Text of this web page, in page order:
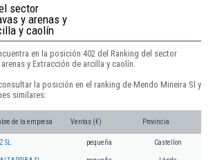
sector
y arenas y
y caolín
en la posición 402 del Ranking del sector
y Extracción de arcilla y caolín.
la posición en el ranking de Mendo Mineira Sl y
similares:
de la empresa Ventas (€) Provincia
SL pequeña Castellon